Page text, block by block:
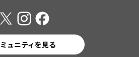
ュニティを見る